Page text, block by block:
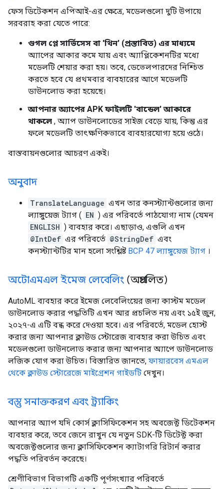
ফেস ডিটেকশন এপিআই-এর ক্ষেত্রে, মডেলগুলো দুটি উপায়ে
সরবরাহ করা যেতে পারে:
গুগল প্লে সার্ভিসেস বা 'থিন' (প্রস্তাবিত) এর মাধ্যমে
অ্যাপের আকার কমে যায় এবং অ্যাপ্লিকেশনটির মধ্যে
মডেলটি শেয়ার করা হয়। তবে, ডেভেলপারদের নিশ্চিত
করতে হবে যে প্রথমবার ব্যবহারের আগে মডেলটি
ডাউনলোড করা হয়েছে।
আপনার অ্যাপের APK ফাইলটি 'বান্ডেল' আকারে
থাকলে , অ্যাপ ডাউনলোডের সাইজ বেড়ে যায়, কিন্তু এর
ফলে মডেলটি তাৎক্ষণিকভাবে ব্যবহারযোগ্য হয়ে ওঠে।
বাস্তবায়নগুলোর আচরণ একই।
অনুবাদ
TranslateLanguage এখন তার কনস্ট্যান্টগুলোর জন্য
ল্যাঙ্গুয়েজ ট্যাগ ( EN ) এর পরিবর্তে পাঠযোগ্য নাম (যেমন
ENGLISH ) ব্যবহার করে। এছাড়াও, এগুলি এখন
@IntDef এর পরিবর্তে @StringDef এবং
কনস্ট্যান্টটির মান হলো সংশ্লিষ্ট BCP 47 ল্যাঙ্গুয়েজ ট্যাগ ।
অটোএমএল ইমেজ লেবেলিং (অপ্রচলিত)
AutoML ব্যবহার করে ইমেজ লেবেলিংয়ের জন্য কাস্টম মডেল
ডাউনলোড করার পদ্ধতিটি এখন আর প্রচলিত নয় এবং ১৫ই জুন,
২০২৭-এ এটি বন্ধ করে দেওয়া হবে। এর পরিবর্তে, মডেল হোস্ট
করার জন্য আপনার ক্লাউড স্টোরেজ ব্যবহার করা উচিত এবং
মডেলগুলো ডাউনলোড করার জন্য আপনার অ্যাপে ডাউনলোড
লজিক যোগ করা উচিত। বিস্তারিত জানতে, ফায়ারবেস এমএল
থেকে ক্লাউড স্টোরেজে মাইগ্রেশন গাইডটি দেখুন।
বস্তু সনাক্তকরণ এবং ট্র্যাকিং
আপনার অ্যাপ যদি কোর্স ক্লাসিফিকেশন সহ অবজেক্ট ডিটেকশন
ব্যবহার করে, তবে জেনে রাখুন যে নতুন SDK-টি ডিটেক্ট করা
অবজেক্টগুলোর জন্য ক্লাসিফিকেশন ক্যাটাগরি রিটার্ন করার
পদ্ধতি পরিবর্তন করেছে।
শ্রেণীবিভাগ বিভাগটি একটি পূর্ণসংখ্যার পরিবর্তে